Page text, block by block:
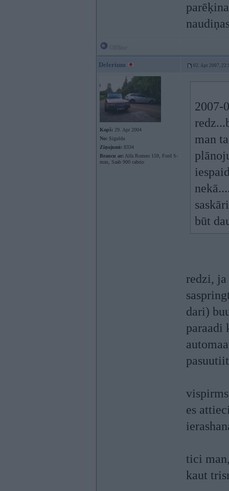
Delerium 02. Apr 2007,
Kopš: 29. Apr 2004
No: Sigulda
Ziņojumi: 8334
Braucu ar: Alfa Romeo 159, Ford S-
max, Saab 900 cabrio
2007-
man
būt
redzi, ja
dari)
paraadi
es
tici
kaut